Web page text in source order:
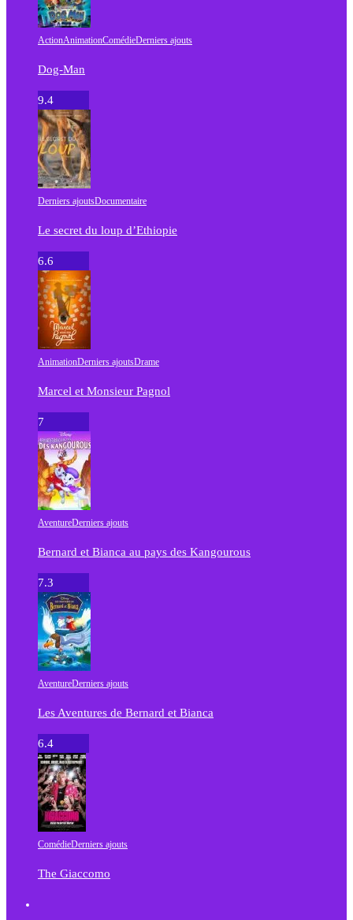
ActionAnimationComédieDerniers ajouts
Dog-Man
9.4
Derniers ajoutsDocumentaire
Le secret du loup d’Ethiopie
6.6
AnimationDerniers ajoutsDrame
Marcel et Monsieur Pagnol
7
AventureDerniers ajouts
Bernard et Bianca au pays des Kangourous
7.3
AventureDerniers ajouts
Les Aventures de Bernard et Bianca
6.4
ComédieDerniers ajouts
The Giaccomo